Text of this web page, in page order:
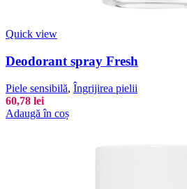
Quick view
Deodorant spray Fresh
Piele sensibilă, Îngrijirea pielii
60,78 lei
Adaugă în coș